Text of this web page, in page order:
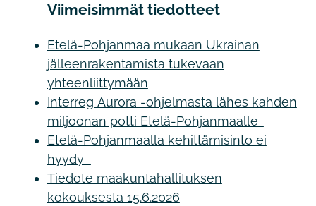
Viimeisimmät tiedotteet
Etelä-Pohjanmaa mukaan Ukrainan
jälleenrakentamista tukevaan
yhteenliittymään
Interreg Aurora -ohjelmasta lähes kahden
miljoonan potti Etelä-Pohjanmaalle
Etelä-Pohjanmaalla kehittämisinto ei
hyydy
Tiedote maakuntahallituksen
kokouksesta 15.6.2026